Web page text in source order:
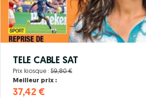
TELE CABLE SAT
Prix kiosque : 59,80 €
Meilleur prix :
37,42 €